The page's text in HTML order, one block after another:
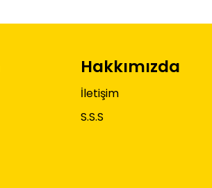
Hakkımızda
İletişim
S.S.S